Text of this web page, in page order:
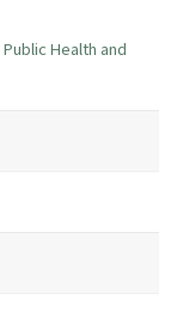
Public Health and